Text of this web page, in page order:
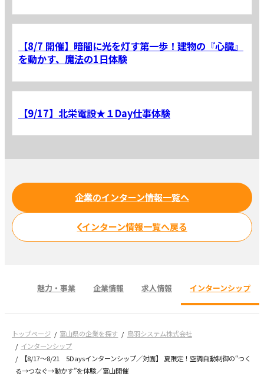
【8/7 開催】暗闇に光を灯す第一歩！建物の『心臓』
を動かす、魔法の1日体験
【9/17】北栄電設★１Day仕事体験
企業のインターン情報一覧へ
インターン情報一覧へ戻る
魅力・事業 企業情報 求人情報 インターンシップ
トップページ 富山県の企業を探す
鳥羽システム株式会社
インターンシップ
【8/17～8/21 5Daysインターンシップ／対面】 夏限定！空調自動制御の“つく
る→つなぐ→動かす”を体験／富山開催